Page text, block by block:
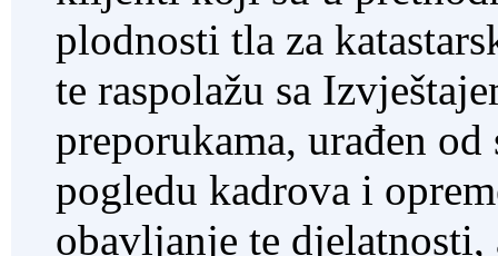
plodnosti tla za
te raspolažu sa
preporukama, urađen
pogledu kadrova i
obavljanje te